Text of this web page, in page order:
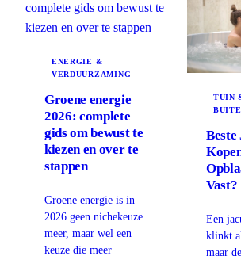
ENERGIE &
VERDUURZAMING
Groene energie
2026: complete
gids om bewust te
kiezen en over te
stappen
Groene energie is in
2026 geen nichekeuze
meer, maar wel een
keuze die meer
TUIN
Beste
Vast?
Een
klinkt
maar